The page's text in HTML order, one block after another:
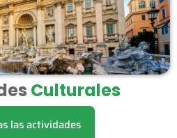
Culturales
las actividades